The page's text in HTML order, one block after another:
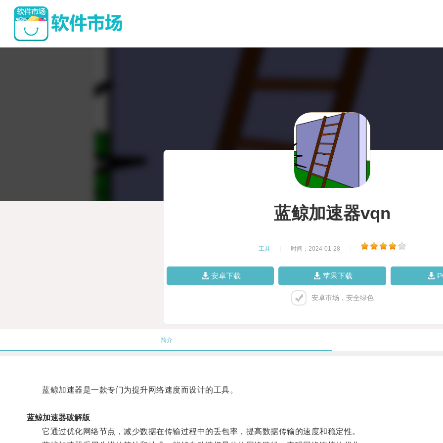
蓝鲸加速器vqn
工具 时间：2024-01-28
安卓下载 苹果下载
安卓市场，安全绿色
简介
蓝鲸加速器是一款专门为提升网络速度而设计的工具。
蓝鲸加速器破解版
它通过优化网络节点，减少数据在传输过程中的丢包率，提高数据传输的速度和稳定性。